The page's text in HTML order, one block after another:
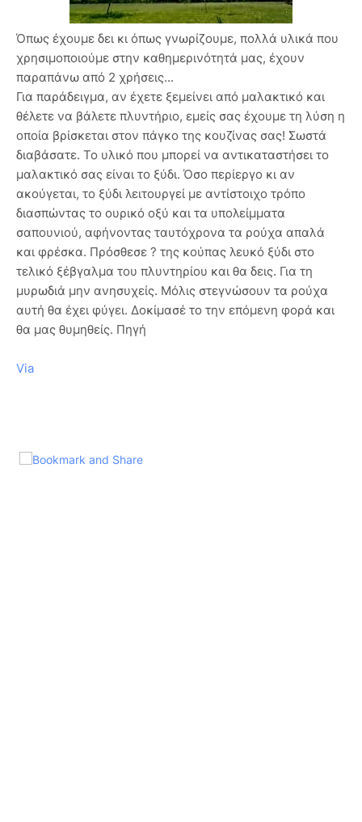
Όπως έχουμε δει κι όπως γνωρίζουμε, πολλά υλικά που
χρησιμοποιούμε στην καθημερινότητά μας, έχουν
παραπάνω από 2 χρήσεις...
Για παράδειγμα, αν έχετε ξεμείνει από μαλακτικό και
θέλετε να βάλετε πλυντήριο, εμείς σας έχουμε τη λύση η
οποία βρίσκεται στον πάγκο της κουζίνας σας! Σωστά
διαβάσατε. Το υλικό που μπορεί να αντικαταστήσει το
μαλακτικό σας είναι το ξύδι. Όσο περίεργο κι αν
ακούγεται, το ξύδι λειτουργεί με αντίστοιχο τρόπο
διασπώντας το ουρικό οξύ και τα υπολείμματα
σαπουνιού, αφήνοντας ταυτόχρονα τα ρούχα απαλά
και φρέσκα. Πρόσθεσε ? της κούπας λευκό ξύδι στο
τελικό ξέβγαλμα του πλυντηρίου και θα δεις. Για τη
μυρωδιά μην ανησυχείς. Μόλις στεγνώσουν τα ρούχα
αυτή θα έχει φύγει. Δοκίμασέ το την επόμενη φορά και
θα μας θυμηθείς. Πηγή
Via